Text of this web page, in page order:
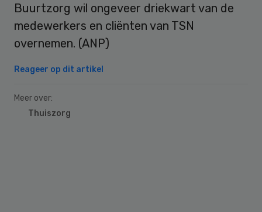
Buurtzorg wil ongeveer driekwart van de
medewerkers en cliënten van TSN
overnemen. (ANP)
Reageer op dit artikel
Meer over:
Thuiszorg